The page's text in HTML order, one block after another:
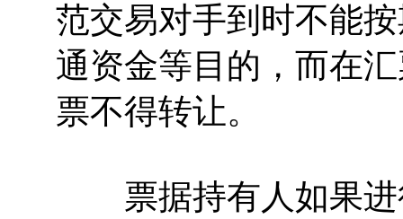
范交易对手到时不能
通资金等目的，而在
票不得转让。
票据持有人如果进